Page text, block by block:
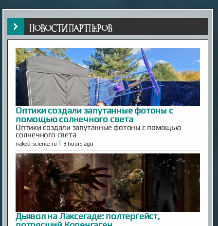
НОВОСТИ ПАРТНЁРОВ
Оптики создали запутанные фотоны с
помощью солнечного света
Оптики создали запутанные фотоны с помощью
солнечного света
naked-science.ru | 3 hours ago
Дьявол на Лаксегаде: полтергейст,